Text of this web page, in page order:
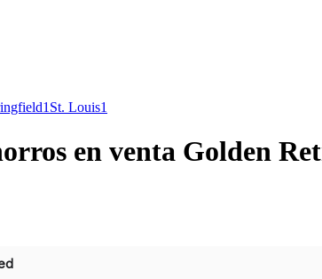
1St. Louis1
en venta Golden